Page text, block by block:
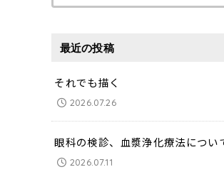
最近の投稿
それでも描く
2026.07.26
眼科の検診、血漿浄化療法につい
2026.07.11